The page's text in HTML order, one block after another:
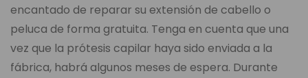
encantado de reparar su extensión de cabello o
peluca de forma gratuita. Tenga en cuenta que una
vez que la prótesis capilar haya sido enviada a la
fábrica, habrá algunos meses de espera. Durante